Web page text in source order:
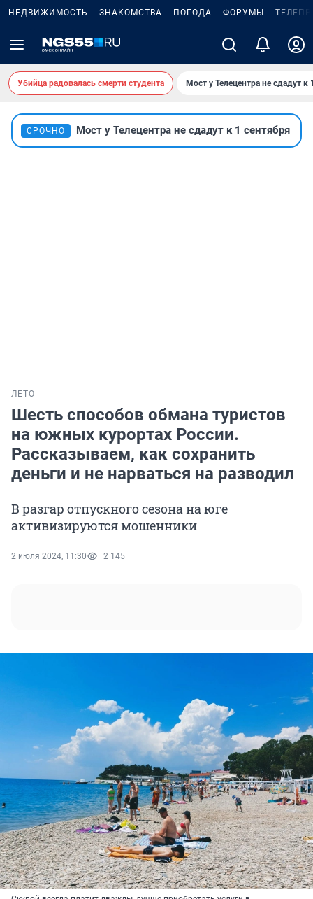
НЕДВИЖИМОСТЬ ЗНАКОМСТВА ПОГОДА ФОРУМЫ
Убийца радовалась смерти студента Мост у Телецентра не сдадут к
СРОЧНО Мост у Телецентра не сдадут к 1 сентября
ЛЕТО
Шесть способов обмана туристов
на южных курортах России.
Рассказываем, как сохранить
деньги и не нарваться на разводил
В разгар отпускного сезона на юге
активизируются мошенники
2 июля 2024, 11:30 2 145